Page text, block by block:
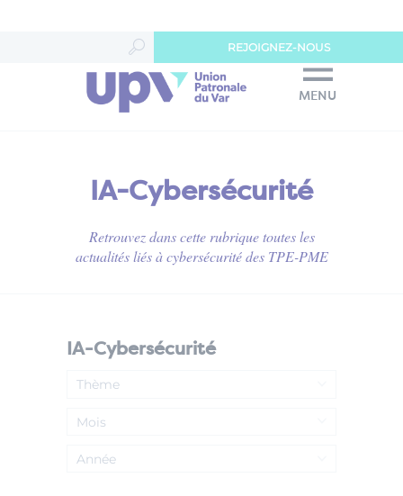
MENU
REJOIGNEZ-NOUS
IA-Cybersécurité
Retrouvez dans cette rubrique toutes les
actualités liés à cybersécurité des TPE-PME
IA-Cybersécurité
Thème
Mois
Année